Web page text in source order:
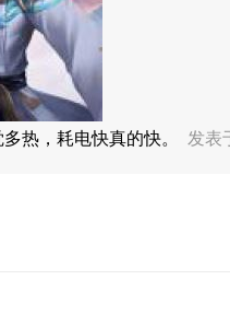
热，耗电快真的快。 发表